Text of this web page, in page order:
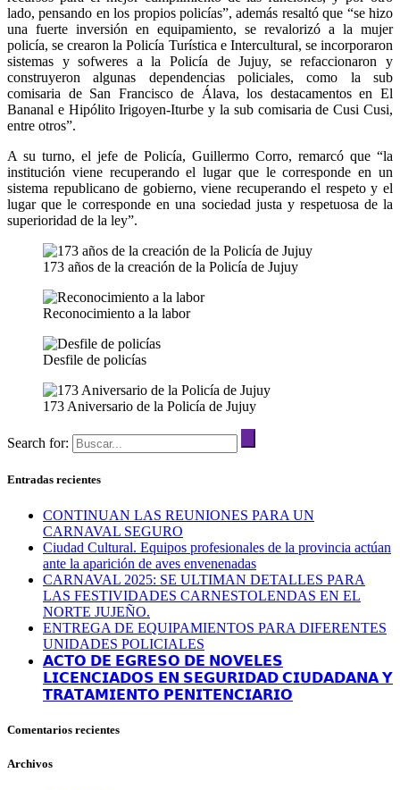
lado, pensando en los propios policías”, además resaltó que “se hizo
una fuerte inversión en equipamiento, se revalorizó a la mujer
policía, se crearon la Policía Turística e Intercultural, se incorporaron
sistemas y sofweres a la Policía de Jujuy, se refaccionaron y
construyeron algunas dependencias policiales, como la sub
comisaria de San Francisco de Álava, los destacamentos en El
Bananal e Hipólito Irigoyen-Iturbe y la sub comisaria de Cusi Cusi,
entre otros”.
A su turno, el jefe de Policía, Guillermo Corro, remarcó que “la
institución viene recuperando el lugar que le corresponde en un
sistema republicano de gobierno, viene recuperando el respeto y el
lugar que le corresponde en una sociedad justa y respetuosa de la
superioridad de la ley”.
173 años de la creación de la Policía de Jujuy
Reconocimiento a la labor
Desfile de policías
173 Aniversario de la Policía de Jujuy
Search for:
Entradas recientes
CONTINUAN LAS REUNIONES PARA UN
CARNAVAL SEGURO
Ciudad Cultural. Equipos profesionales de la provincia actúan
ante la aparición de aves envenenadas
CARNAVAL 2025: SE ULTIMAN DETALLES PARA
LAS FESTIVIDADES CARNESTOLENDAS EN EL
NORTE JUJEÑO.
ENTREGA DE EQUIPAMIENTOS PARA DIFERENTES
UNIDADES POLICIALES
𝗔𝗖𝗧𝗢 𝗗𝗘 𝗘𝗚𝗥𝗘𝗦𝗢 𝗗𝗘 𝗡𝗢𝗩𝗘𝗟𝗘𝗦
𝗟𝗜𝗖𝗘𝗡𝗖𝗜𝗔𝗗𝗢𝗦 𝗘𝗡 𝗦𝗘𝗚𝗨𝗥𝗜𝗗𝗔𝗗 𝗖𝗜𝗨𝗗𝗔𝗗𝗔𝗡𝗔 𝗬
𝗧𝗥𝗔𝗧𝗔𝗠𝗜𝗘𝗡𝗧𝗢 𝗣𝗘𝗡𝗜𝗧𝗘𝗡𝗖𝗜𝗔𝗥𝗜𝗢
Comentarios recientes
Archivos